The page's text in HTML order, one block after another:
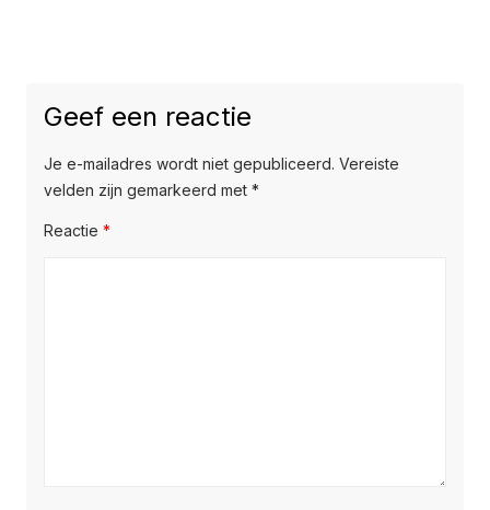
Geef een reactie
Je e-mailadres wordt niet gepubliceerd. Vereiste
velden zijn gemarkeerd met *
Reactie *